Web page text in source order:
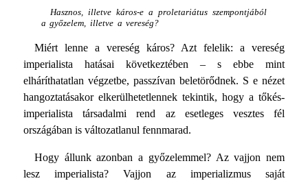
Hasznos, illetve káros-e a proletariátus szempontjából
a győzelem, illetve a vereség?
Miért lenne a vereség káros? Azt felelik: a vereség
imperia­lista hatásai következtében – s ebbe mint
elháríthatatlan vég­zetbe, passzívan beletörődnek. S e nézet
hangoztatásakor elkerülhetetlennek tekintik, hogy a tőkés-
imperialista társadalmi rend az esetleges vesztes fél
országában is változatlanul fenn­marad.
Hogy állunk azonban a győzelemmel? Az vajjon nem
lesz imperialista? Vajjon az imperializmus saját